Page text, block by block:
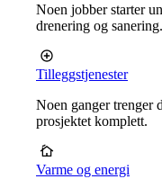
Noen jobber starter
drenering og sanering.
Tilleggstjenester
Noen ganger trenger
prosjektet komplett.
Varme og energi